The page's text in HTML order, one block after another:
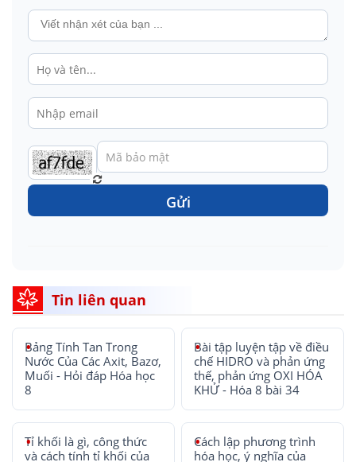
Gửi
Tin liên quan
Bảng Tính Tan Trong
Nước Của Các Axit, Bazơ,
Muối - Hỏi đáp Hóa học
8
Bài tập luyện tập về điều
chế HIDRO và phản ứng
thế, phản ứng OXI HÓA
KHỬ - Hóa 8 bài 34
Tỉ khối là gì, công thức
và cách tính tỉ khối của
Cách lập phương trình
hóa học, ý nghĩa của